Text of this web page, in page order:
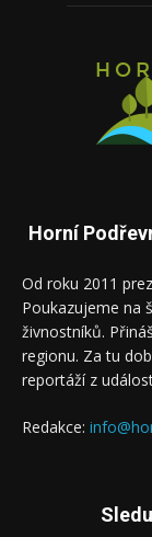
Horní
Od roku 2011
Poukazujeme na
živnostníků.
regionu. Za tu
reportáží z
Redakce: